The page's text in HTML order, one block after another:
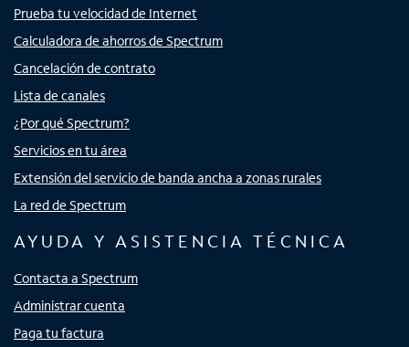
Prueba tu velocidad de Internet
Calculadora de ahorros de Spectrum
Cancelación de contrato
Lista de canales
¿Por qué Spectrum?
Servicios en tu área
Extensión del servicio de banda ancha a zonas rurales
La red de Spectrum
AYUDA Y ASISTENCIA TÉCNICA
Contacta a Spectrum
Administrar cuenta
Paga tu factura